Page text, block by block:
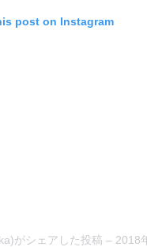
post on Instagram
がシェアした投稿 – 2018年